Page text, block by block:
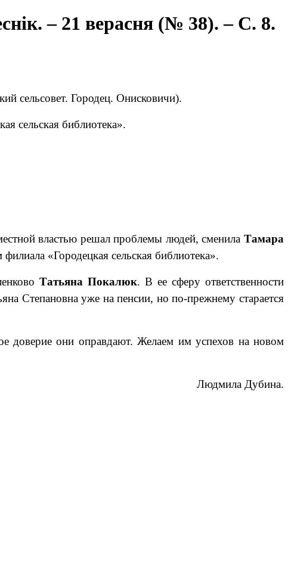
– 21 верасня (№ 38). – С. 8.
сельсовет. Городец. Онисковичи).
сельская библиотека».
властью решал проблемы людей, сменилаТамара
филиала «Городецкая сельская библиотека».
Татьяна Покалюк. В ее сферу ответственности
Степановна уже на пенсии, но по-прежнему старается
доверие они оправдают. Желаем им успехов на новом
Людмила Дубина.